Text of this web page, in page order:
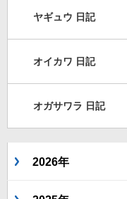
ヤギュウ 日記
オイカワ 日記
オガサワラ 日記
2026年